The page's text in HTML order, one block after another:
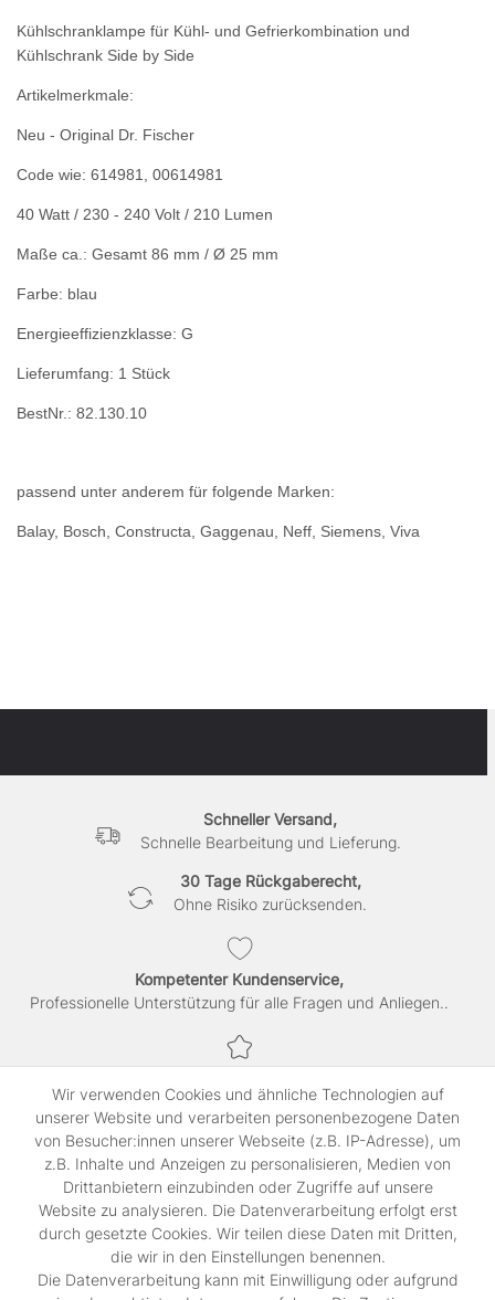
Kühlschranklampe für Kühl- und Gefrierkombination und
Kühlschrank Side by Side
Artikelmerkmale:
Neu - Original Dr. Fischer
Code wie: 614981, 00614981
40 Watt / 230 - 240 Volt / 210 Lumen
Maße ca.: Gesamt 86 mm / Ø 25 mm
Farbe: blau
Energieeffizienzklasse: G
Lieferumfang: 1 Stück
BestNr.: 82.130.10
passend unter anderem für folgende Marken:
Balay, Bosch, Constructa, Gaggenau, Neff, Siemens, Viva
Schneller Versand,
Schnelle Bearbeitung und Lieferung.
30 Tage Rückgaberecht,
Ohne Risiko zurücksenden.
Kompetenter Kundenservice,
Professionelle Unterstützung für alle Fragen und Anliegen..
SSL-verschlüsselte Abwicklung für maximale Sicherheit.
Shop
Kontakt
Rechtliches
Widerrufs­recht
Wir verwenden Cookies und ähnliche Technologien auf
unserer Website und verarbeiten personenbezogene Daten
von Besucher:innen unserer Webseite (z.B. IP-Adresse), um
z.B. Inhalte und Anzeigen zu personalisieren, Medien von
Drittanbietern einzubinden oder Zugriffe auf unsere
Website zu analysieren. Die Datenverarbeitung erfolgt erst
durch gesetzte Cookies. Wir teilen diese Daten mit Dritten,
die wir in den Einstellungen benennen.
Die Datenverarbeitung kann mit Einwilligung oder aufgrund